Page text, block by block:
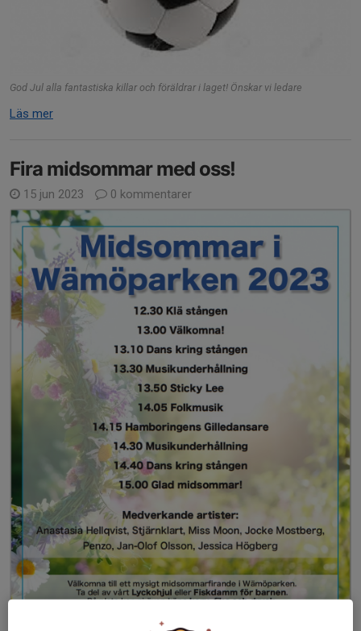
God Jul alla fantastiska killar och föräldrar i laget! Önskar vi ledare
Läs mer
Fira midsommar med oss!
15 jun 2023 0 kommentarer